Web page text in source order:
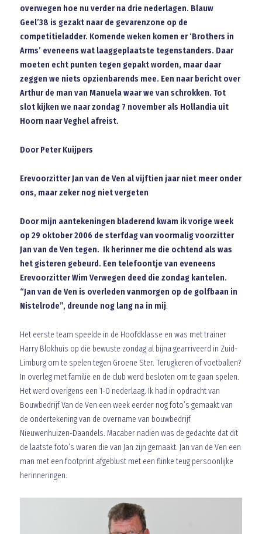
overwegen hoe nu verder na drie nederlagen. Blauw
Geel’38 is gezakt naar de gevarenzone op de
competitieladder. Komende weken komen er ‘Brothers in
Arms’ eveneens wat laaggeplaatste tegenstanders. Daar
moeten echt punten tegen gepakt worden, maar daar
zeggen we niets opzienbarends mee. Een naar bericht over
Arthur de man van Manuela waar we van schrokken. Tot
slot kijken we naar zondag 7 november als Hollandia uit
Hoorn naar Veghel afreist.
Door Peter Kuijpers
Erevoorzitter Jan van de Ven al vijftien jaar niet meer onder
ons, maar zeker nog niet vergeten
Door mijn aantekeningen bladerend kwam ik vorige week
op 29 oktober 2006 de sterfdag van voormalig voorzitter
Jan van de Ven tegen. Ik herinner me die ochtend als was
het gisteren gebeurd. Een telefoontje van eveneens
Erevoorzitter Wim Verwegen deed die zondag kantelen.
“Jan van de Ven is overleden vanmorgen op de golfbaan in
Nistelrode”, dreunde nog lang na in mij.
Het eerste team speelde in de Hoofdklasse en was met trainer
Harry Blokhuis op die bewuste zondag al bijna gearriveerd in Zuid-
Limburg om te spelen tegen Groene Ster. Terugkeren of voetballen?
In overleg met familie en de club werd besloten om te gaan spelen.
Het werd overigens een 1-0 nederlaag. Ik had in opdracht van
Bouwbedrijf Van de Ven een week eerder nog foto’s gemaakt van
de ondertekening van de overname van bouwbedrijf
Nieuwenhuizen-Daandels. Macaber nadien was de gedachte dat dit
de laatste foto’s waren die van Jan zijn gemaakt. Jan van de Ven een
man met een footprint afgeblust met een flinke teug persoonlijke
herinneringen.